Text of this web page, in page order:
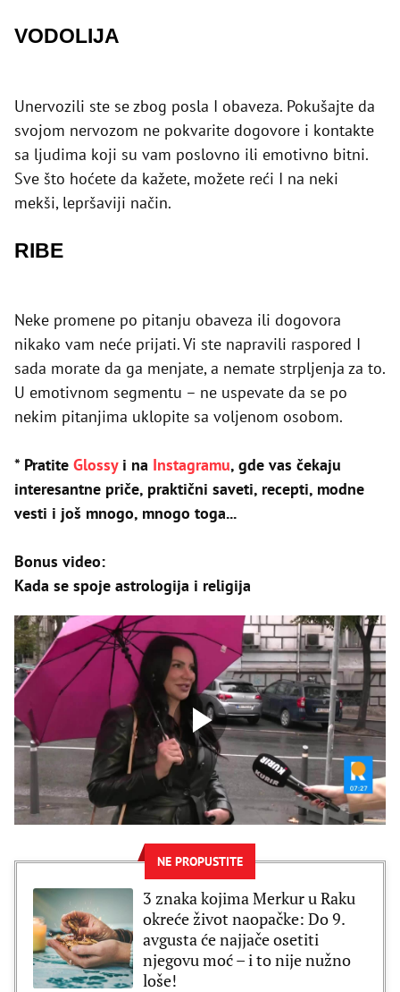
VODOLIJA
Unervozili ste se zbog posla I obaveza. Pokušajte da
svojom nervozom ne pokvarite dogovore i kontakte
sa ljudima koji su vam poslovno ili emotivno bitni.
Sve što hoćete da kažete, možete reći I na neki
mekši, lepršaviji način.
RIBE
Neke promene po pitanju obaveza ili dogovora
nikako vam neće prijati. Vi ste napravili raspored I
sada morate da ga menjate, a nemate strpljenja za to.
U emotivnom segmentu – ne uspevate da se po
nekim pitanjima uklopite sa voljenom osobom.
* Pratite Glossyi na Instagramu, gde vas čekaju
interesantne priče, praktični saveti, recepti, modne
vesti i još mnogo, mnogo toga...
Bonus video:
Kada se spoje astrologija i religija
NE PROPUSTITE
3 znaka kojima Merkur u Raku
okreće život naopačke: Do 9.
avgusta će najjače osetiti
njegovu moć – i to nije nužno
loše!